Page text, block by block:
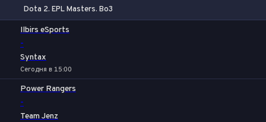
Dota 2. EPL Masters. Bo3
Ilbirs eSports
-
Syntax
Сегодня в 15:00
Power Rangers
-
Team Jenz